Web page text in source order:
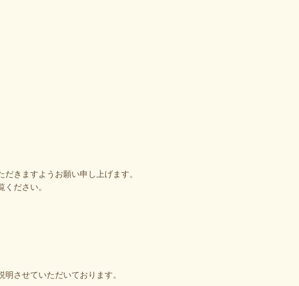
きますようお願い申し上げます。
ださい。
させていただいております。